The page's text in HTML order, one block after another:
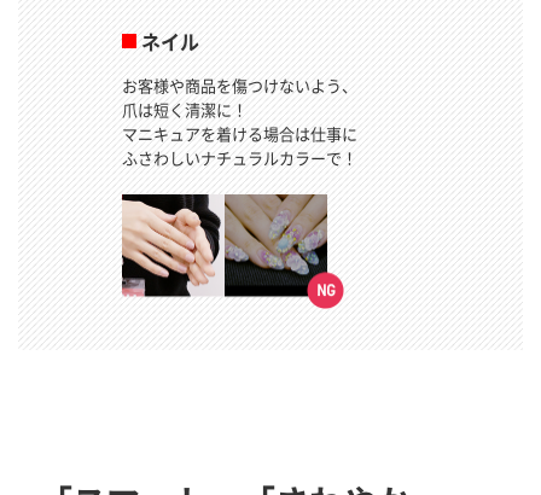
ネイル
お客様や商品を傷つけないよう、
爪は短く清潔に！
マニキュアを着ける場合は仕事に
ふさわしいナチュラルカラーで！